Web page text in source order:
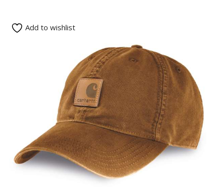
Add to wishlist